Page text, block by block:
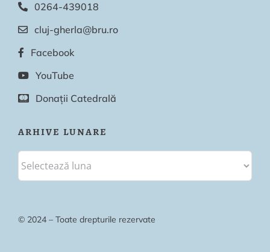
0264-439018
cluj-gherla@bru.ro
Facebook
YouTube
Donații Catedrală
ARHIVE LUNARE
© 2024 – Toate drepturile rezervate